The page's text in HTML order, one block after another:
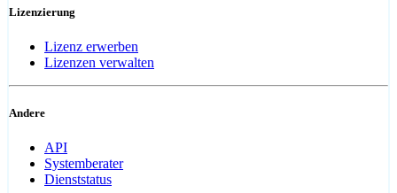
Lizenzierung
Lizenz erwerben
Lizenzen verwalten
Andere
API
Systemberater
Dienststatus